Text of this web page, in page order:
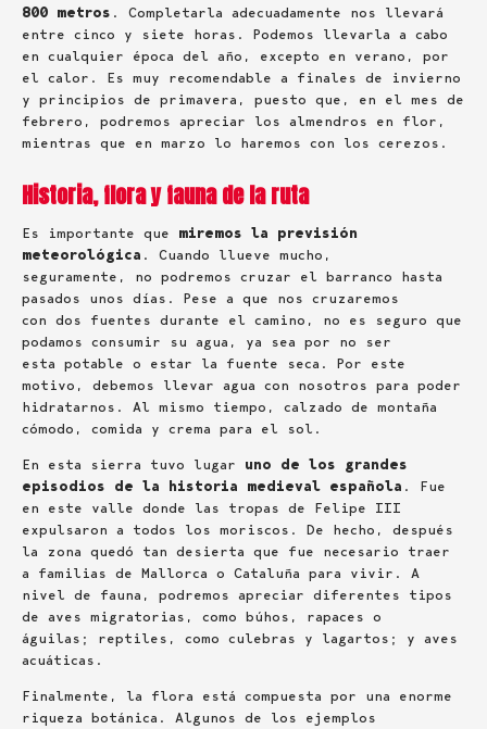
800 metros . Completarla adecuadamente nos llevará
entre cinco y siete horas. Podemos llevarla a cabo
en cualquier época del año, excepto en verano, por
el calor. Es muy recomendable a finales de invierno
y principios de primavera, puesto que, en el mes de
febrero, podremos apreciar los almendros en flor,
mientras que en marzo lo haremos con los cerezos.
Historia, flora y fauna de la ruta
Es importante que miremos la previsión
meteorológica . Cuando llueve mucho,
seguramente, no podremos cruzar el barranco hasta
pasados unos días. Pese a que nos cruzaremos
con dos fuentes durante el camino, no es seguro que
podamos consumir su agua, ya sea por no ser
esta potable o estar la fuente seca. Por este
motivo, debemos llevar agua con nosotros para poder
hidratarnos. Al mismo tiempo, calzado de montaña
cómodo, comida y crema para el sol.
En esta sierra tuvo lugar uno de los grandes
episodios de la historia medieval española . Fue
en este valle donde las tropas de Felipe III
expulsaron a todos los moriscos. De hecho, después
la zona quedó tan desierta que fue necesario traer
a familias de Mallorca o Cataluña para vivir. A
nivel de fauna, podremos apreciar diferentes tipos
de aves migratorias, como búhos, rapaces o
águilas; reptiles, como culebras y lagartos; y aves
acuáticas.
Finalmente, la flora está compuesta por una enorme
riqueza botánica. Algunos de los ejemplos